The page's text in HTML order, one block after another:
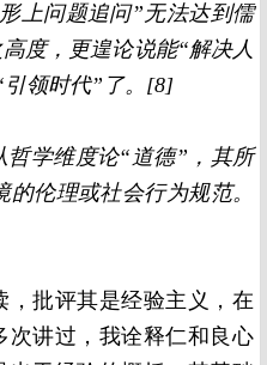
上问题追问”无法达到儒
度，更遑论说能“解决人
领时代”了。[8]
哲学维度论“道德”，其所
伦理或社会行为规范。
批评其是经验主义，在
次讲过，我诠释仁和良心